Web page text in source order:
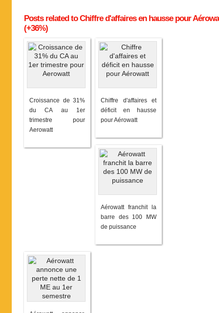
Posts related to Chiffre d'affaires en hausse pour
(+36%)
Croissance de 31%
du CA au 1er
trimestre pour
Aerowatt
Chiffre d'affaires et
déficit en hausse
pour Aérowatt
Aérowatt franchit la
barre des 100 MW
de puissance